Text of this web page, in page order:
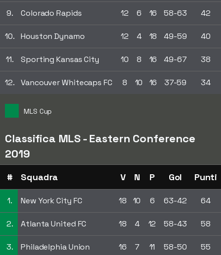
9. Colorado Rapids 12 6 16 58-63 42
10. Houston Dynamo 12 4 18 49-59 40
11. Sporting Kansas City 10 8 16 49-67 38
12. Vancouver Whitecaps FC 8 10 16 37-59 34
MLS Cup
Classifica MLS - Eastern Conference
2019
# Squadra V N P Gol Punti
1. New York City FC 18 10 6 63-42 64
2. Atlanta United FC 18 4 12 58-43 58
3. Philadelphia Union 16 7 11 58-50 55